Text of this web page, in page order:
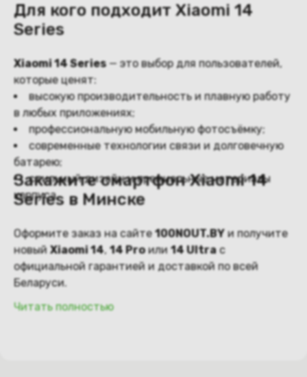
Для кого подходит Xiaomi 14
Series
Xiaomi 14 Series— это выбор для пользователей,
которые ценят:
высокую производительность и плавную работу
в любых приложениях;
профессиональную мобильную фотосъёмку;
современные технологии связи и долговечную
батарею;
стильный дизайн и премиальные материалы
корпуса.
Закажите смартфон Xiaomi 14
Series в Минске
Оформите заказ на сайте100NOUT.BYи получите
новыйXiaomi 14,14 Proили14 Ultraс
официальной гарантией и доставкой по всей
Беларуси.
Читать полностью